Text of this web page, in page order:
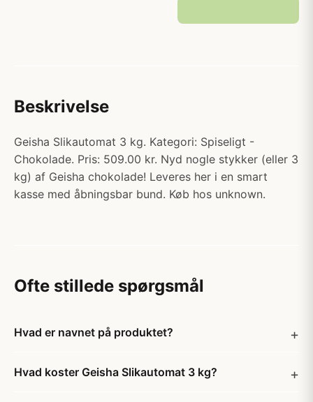
Beskrivelse
Geisha Slikautomat 3 kg. Kategori: Spiseligt -
Chokolade. Pris: 509.00 kr. Nyd nogle stykker (eller 3
kg) af Geisha chokolade! Leveres her i en smart
kasse med åbningsbar bund. Køb hos unknown.
Ofte stillede spørgsmål
Hvad er navnet på produktet?
Hvad koster Geisha Slikautomat 3 kg?